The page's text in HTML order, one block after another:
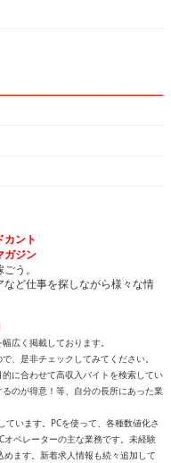
ント
ガジン
う。
ど仕事を探しながら様々な情
広く掲載しております。
、是非チェックしてみてください。
に合わせて高収入バイトを検索してい
のが得意！等、自分の長所にあった業
ています。PCを使って、各種数値化さ
ペレーターの主な業務です。未経験
ます。新着求人情報も続々追加して